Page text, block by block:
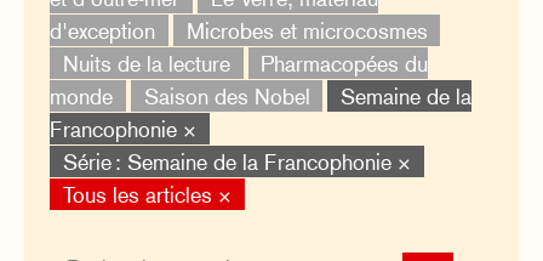
d'exception
Microbes et microcosmes
Nuits de la lecture
Pharmacopées du
monde
Saison des Nobel
Semaine de la
Francophonie ×
Série : Semaine de la Francophonie ×
Tous les articles ×